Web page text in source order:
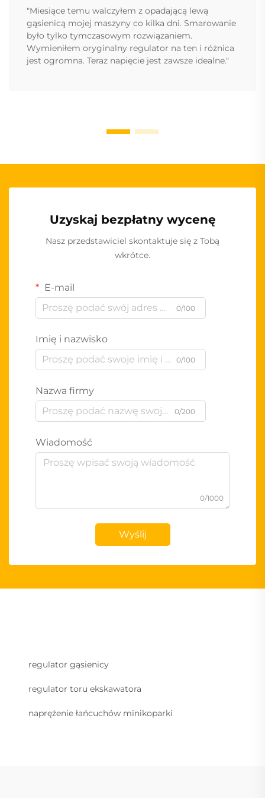
"Miesiące temu walczyłem z opadającą lewą
gąsienicą mojej maszyny co kilka dni. Smarowanie
było tylko tymczasowym rozwiązaniem.
Wymieniłem oryginalny regulator na ten i różnica
jest ogromna. Teraz napięcie jest zawsze idealne."
Uzyskaj bezpłatny wycenę
Nasz przedstawiciel skontaktuje się z Tobą
wkrótce.
E-mail
0/100
Imię i nazwisko
0/100
Nazwa firmy
0/200
Wiadomość
0/1000
Wyślij
regulator gąsienicy
regulator toru ekskawatora
naprężenie łańcuchów minikoparki